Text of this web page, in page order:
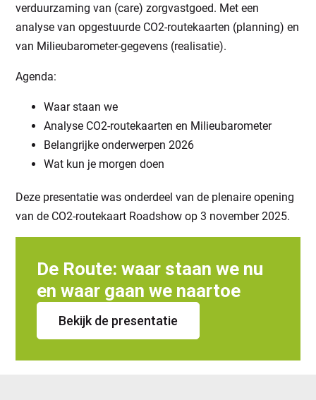
verduurzaming van (care) zorgvastgoed. Met een
analyse van opgestuurde CO2-routekaarten (planning) en
van Milieubarometer-gegevens (realisatie).
Agenda:
Waar staan we
Analyse CO2-routekaarten en Milieubarometer
Belangrijke onderwerpen 2026
Wat kun je morgen doen
Deze presentatie was onderdeel van de plenaire opening
van de CO2-routekaart Roadshow op 3 november 2025.
De Route: waar staan we nu
en waar gaan we naartoe
Bekijk de presentatie